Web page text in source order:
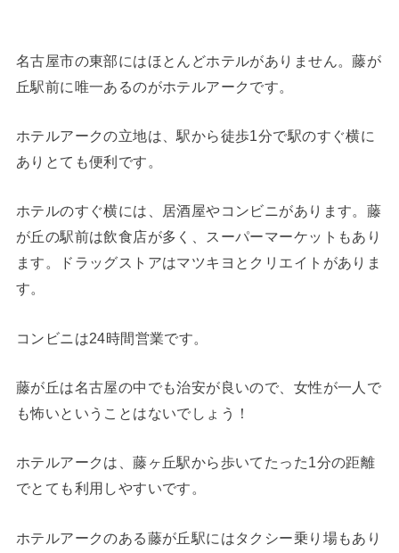
名古屋市の東部にはほとんどホテルがありません。藤が
丘駅前に唯一あるのがホテルアークです。
ホテルアークの立地は、駅から徒歩1分で駅のすぐ横に
ありとても便利です。
ホテルのすぐ横には、居酒屋やコンビニがあります。藤
が丘の駅前は飲食店が多く、スーパーマーケットもあり
ます。ドラッグストアはマツキヨとクリエイトがありま
す。
コンビニは24時間営業です。
藤が丘は名古屋の中でも治安が良いので、女性が一人で
も怖いということはないでしょう！
ホテルアークは、藤ヶ丘駅から歩いてたった1分の距離
でとても利用しやすいです。
ホテルアークのある藤が丘駅にはタクシー乗り場もあり